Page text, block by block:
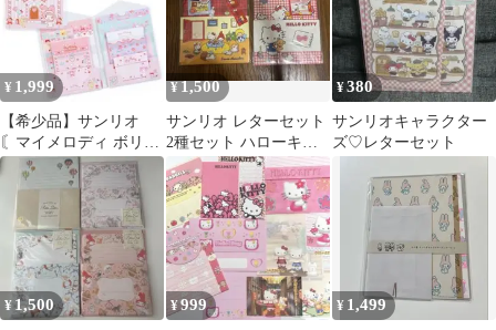
¥ 1,999
【希少品】サンリオ
〘マイメロディ ボリュ
ームレターセット〙
2019（人気商品♪）
¥1,500
サンリオ レターセット
2種セット ハローキテ
ィ
¥380
サンリオキャラクター
ズ♡レターセット
¥1,500 ¥999 ¥ 1,499